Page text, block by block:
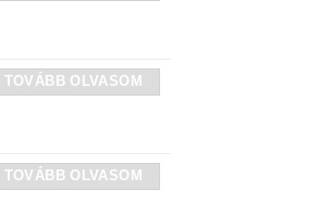
TOVÁBB OLVASOM
TOVÁBB OLVASOM